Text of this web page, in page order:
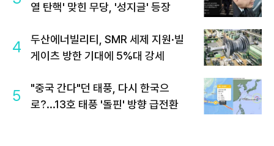
열 탄핵' 맞힌 무당, '성지글' 등장
4
두산에너빌리티, SMR 세제 지원·빌
게이츠 방한 기대에 5%대 강세
5
"중국 간다"던 태풍, 다시 한국으
로?...13호 태풍 '돌핀' 방향 급전환